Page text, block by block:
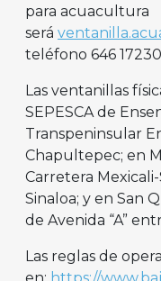
para acuacultura
será
teléfono 646
Las ventanillas
SEPESCA de
Transpeninsular
Chapultepec; en
Carretera
Sinaloa; y en San
de Avenida “A”
Las reglas de